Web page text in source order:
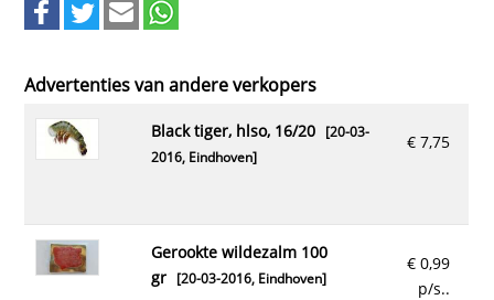
Advertenties van andere verkopers
€ 7,75
black tiger, hlso, 16/20[20-03-
2016, Eindhoven]
€ 0,99
p/s..
gerookte wildezalm 100
gr[20-03-2016, Eindhoven]